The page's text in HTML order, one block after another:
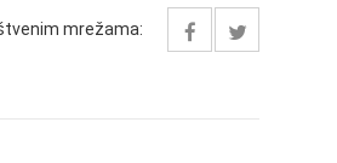
mrežama: